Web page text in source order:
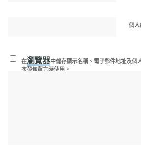
個人
在瀏覽器中儲存顯示名稱、電子郵件地址及個
次發佈留言時使用。